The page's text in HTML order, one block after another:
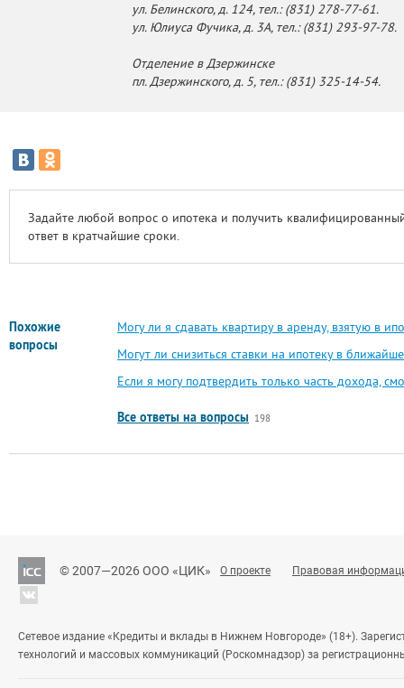
ул. Белинского, д. 124, тел.: (831) 278-77-61.
ул. Юлиуса Фучика, д. 3А, тел.: (831) 293-97-78.
Отделение в Дзержинске
пл. Дзержинского, д. 5, тел.: (831) 325-14-54.
Задайте любой вопрос о ипотека и получить
ответ в кратчайшие сроки.
Похожие
вопросы
Могу ли я сдавать квартиру в аренду, взятую в
Могут ли снизиться ставки на ипотеку в
Если я могу подтвердить только часть дохода,
Все ответы на вопросы 198
© 2007—2026 ООО «ЦИК» О проекте Правовая
Сетевое издание «Кредиты и вклады в Нижнем Новгороде» (18+).
технологий и массовых коммуникаций (Роскомнадзор) за